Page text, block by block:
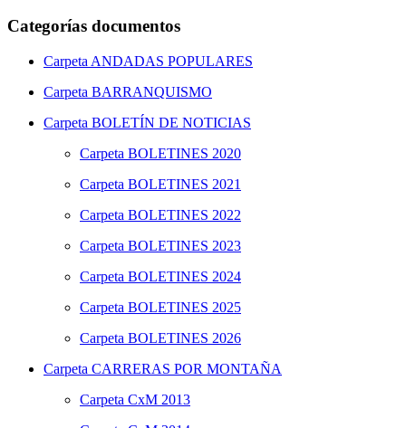
Categorías documentos
Carpeta ANDADAS POPULARES
Carpeta BARRANQUISMO
Carpeta BOLETÍN DE NOTICIAS
Carpeta BOLETINES 2020
Carpeta BOLETINES 2021
Carpeta BOLETINES 2022
Carpeta BOLETINES 2023
Carpeta BOLETINES 2024
Carpeta BOLETINES 2025
Carpeta BOLETINES 2026
Carpeta CARRERAS POR MONTAÑA
Carpeta CxM 2013